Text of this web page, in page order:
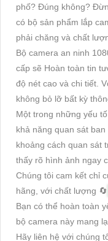
phố? Đúng không?
có bộ sản phẩm lắp
phải chăng và chất
Bộ camera an ninh
cấp sẽ Hoàn toàn tin
độ nét cao và chi tiết.
không bỏ lỡ bất kỳ
Một trong những yếu
khả năng quan sát
khoảng cách quan sát
thấy rõ hình ảnh ngay
Chúng tôi cam kết chỉ
hãng, với chất lượng 🔄
Bạn có thể hoàn toàn
bộ camera này mang
Hãy liên hệ với chúng